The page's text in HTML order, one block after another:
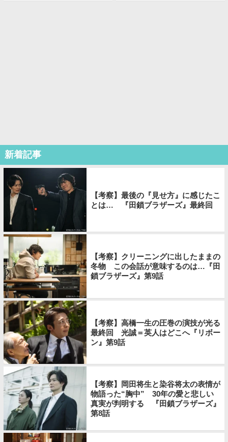
新着記事
【考察】最後の『見せ方』に感じたこ
とは… 『田鎖ブラザーズ』最終回
【考察】クリーニングに出したままの
冬物 この会話が意味するのは…『田
鎖ブラザーズ』第9話
【考察】高橋一生の圧巻の演技が光る
最終回 光誠＝英人はどこへ『リボー
ン』第9話
【考察】岡田将生と染谷将太の表情が
物語った“胸中” 30年の愛と悲しい
真実が判明する 『田鎖ブラザーズ』
第8話